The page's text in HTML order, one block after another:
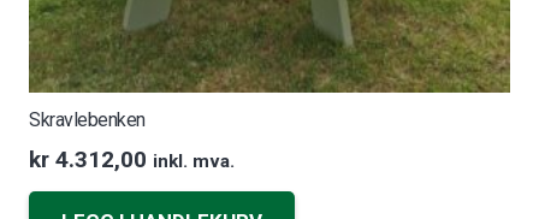
Skravlebenken
kr 4.312,00 inkl. mva.